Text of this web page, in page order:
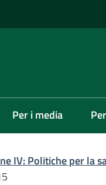
Per i media
IV: Politiche per la